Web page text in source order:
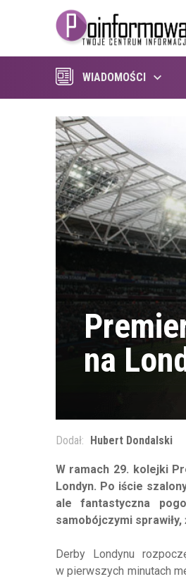
WIADOMOŚCI
na
Dodał: Hubert Dondalski
W ramach 29. kolejki
Londyn. Po iście
ale fantastyczna
samobójczymi
Derby Londynu
w pierwszych minutach